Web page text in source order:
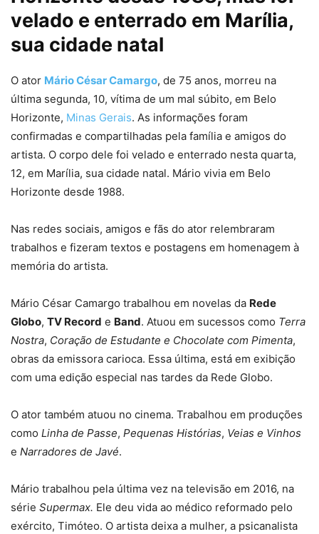
velado e enterrado em Marília,
sua cidade natal
O ator Mário César Camargo, de 75 anos, morreu na
última segunda, 10, vítima de um mal súbito, em Belo
Horizonte, Minas Gerais. As informações foram
confirmadas e compartilhadas pela família e amigos do
artista. O corpo dele foi velado e enterrado nesta quarta,
12, em Marília, sua cidade natal. Mário vivia em Belo
Horizonte desde 1988.
Nas redes sociais, amigos e fãs do ator relembraram
trabalhos e fizeram textos e postagens em homenagem à
memória do artista.
Mário César Camargo trabalhou em novelas da Rede
Globo, TV Record e Band. Atuou em sucessos como Terra
Nostra, Coração de Estudante e Chocolate com Pimenta,
obras da emissora carioca. Essa última, está em exibição
com uma edição especial nas tardes da Rede Globo.
O ator também atuou no cinema. Trabalhou em produções
como Linha de Passe, Pequenas Histórias, Veias e Vinhos
e Narradores de Javé.
Mário trabalhou pela última vez na televisão em 2016, na
série Supermax. Ele deu vida ao médico reformado pelo
exército, Timóteo. O artista deixa a mulher, a psicanalista